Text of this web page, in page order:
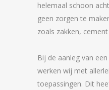
helemaal schoon
geen zorgen te
zoals zakken,
Bij de aanleg van
werken wij met
toepassingen. Dit